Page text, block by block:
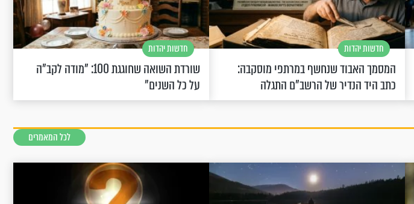
חדשות יהדות
המסמך האבוד שנחשף במרתפי מוסקבה:
כתב היד הנדיר של הרשב"ם התגלה
חדשות יהדות
שורדת השואה שחוגגת 100: "מודה לקב"ה
על כל השנים"
לכל המאמרים